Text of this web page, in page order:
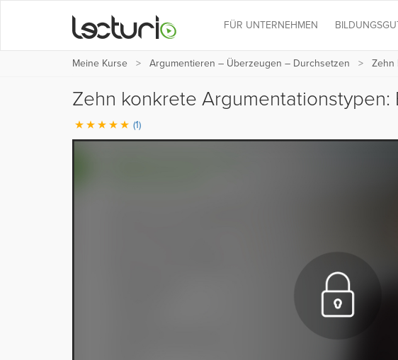
FÜR UNTERNEHMEN
Meine Kurse Argumentieren – Überzeugen – Durchsetzen Zehn
Zehn konkrete Argumentationstypen:
(1)